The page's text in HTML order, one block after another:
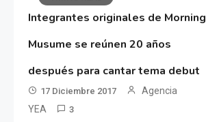
Integrantes originales de Morning
Musume se reúnen 20 años
después para cantar tema debut
17 Diciembre 2017
Agencia
YEA
3